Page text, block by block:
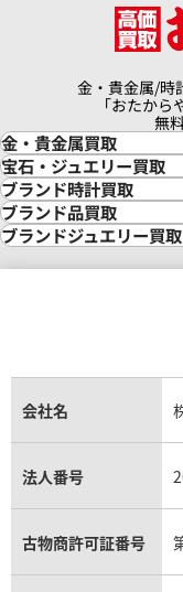
金・貴金属/時
「おたか
無
金・貴金属買取
金買取
金の相場価格情報
金の参考買取価格一覧
インゴット買取
インゴットの相場価格
24金買取
金貨買取
貴金属買取
銀・シルバー買取
パラジウム買取
宝石・ジュエリー買取
宝石・ジュエリー買取
ダイヤモンド買取
ダイヤモンド・宝石の
リング・結婚指輪買取
エメラルド買取
トパーズ買取
タンザナイト買取
キャッツアイ買取
アクアマリン買取
ブランド時計買取
時計買取
ロレックス買取
ロレックス デイトナ買
ロレックス サブマリー
ロレックス エクスプロ
ロレックス デイトジャ
パテック フィリップノ
ヴァシュロン・コンス
オメガ買取
ブランド品買取
ブランド買取
シャネル マトラッセ買
セリーヌ買取
プラダ買取
ブランドジュエリー買取
ヴァンクリーフ＆アー
ショーメ買取
ダミアーニ買取
モーブッサン買取
会社名
法人番号
古物商許可証番号